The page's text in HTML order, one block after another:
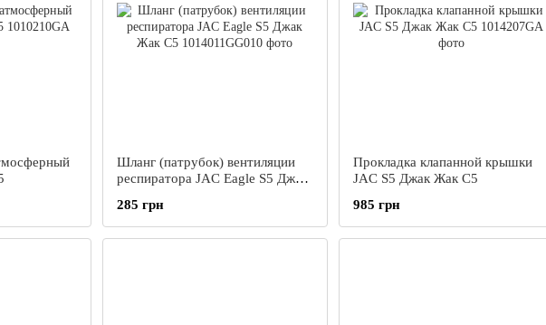
Шланг (патрубок) вентиляции
респиратора JAC Eagle S5 Джак
285 грн
Прокладка клапанной крышки
JAC S5 Джак Жак С5
985 грн